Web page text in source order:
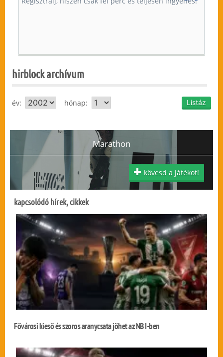
hirblock archívum
év: hónap:
Marathon
kövesd a játékot!
kapcsolódó hírek, cikkek
Fővárosi kieső és szoros aranycsata jöhet az NB I-ben